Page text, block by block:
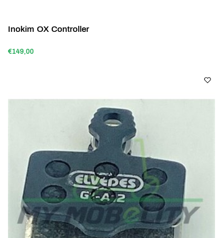
Inokim OX Controller
€149,00